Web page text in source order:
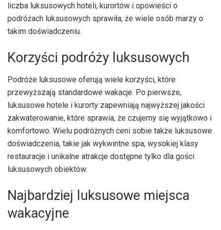
liczba luksusowych hoteli, kurortów i opowieści o
podróżach luksusowych sprawiła, że wiele osób marzy o
takim doświadczeniu.
Korzyści podróży luksusowych
Podróże luksusowe oferują wiele korzyści, które
przewyższają standardowe wakacje. Po pierwsze,
luksusowe hotele i kurorty zapewniają najwyższej jakości
zakwaterowanie, które sprawia, że czujemy się wyjątkowo i
komfortowo. Wielu podróżnych ceni sobie także luksusowe
doświadczenia, takie jak wykwintne spa, wysokiej klasy
restauracje i unikalne atrakcje dostępne tylko dla gości
luksusowych obiektów.
Najbardziej luksusowe miejsca
wakacyjne